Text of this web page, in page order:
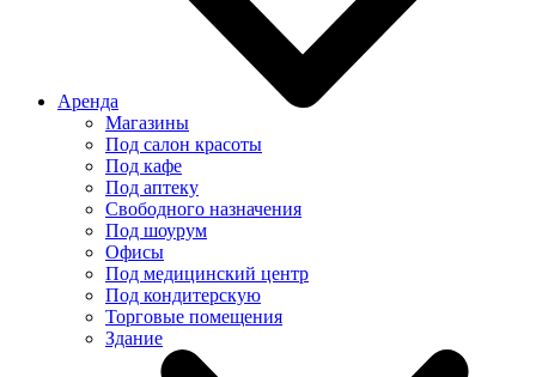
Аренда
Магазины
Под салон красоты
Под кафе
Под аптеку
Свободного назначения
Под шоурум
Офисы
Под медицинский центр
Под кондитерскую
Торговые помещения
Здание